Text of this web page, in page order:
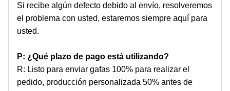
Si recibe algún defecto debido al envío, resolveremos
el problema con usted, estaremos siempre aquí para
usted.
P: ¿Qué plazo de pago está utilizando?
R: Listo para enviar gafas 100% para realizar el
pedido, producción personalizada 50% antes de